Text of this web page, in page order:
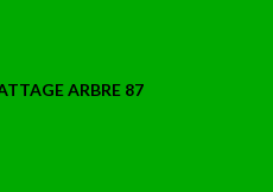
ARBRE 87